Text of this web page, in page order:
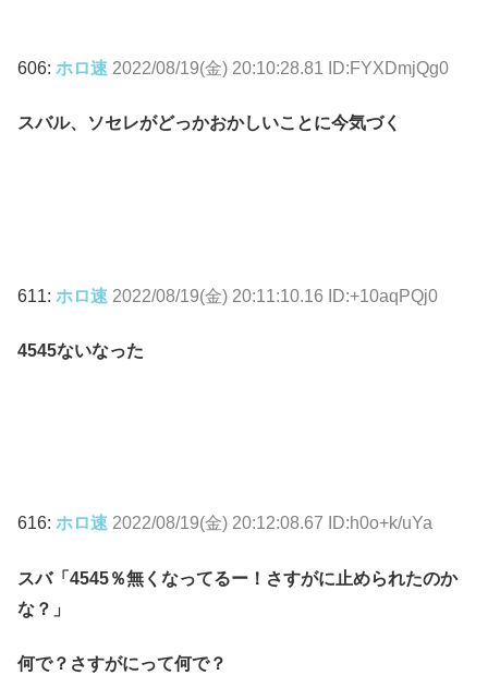
606: ホロ速 2022/08/19(金) 20:10:28.81 ID:FYXDmjQg0
スバル、ソセレがどっかおかしいことに今気づく
611: ホロ速 2022/08/19(金) 20:11:10.16 ID:+10aqPQj0
4545ないなった
616: ホロ速 2022/08/19(金) 20:12:08.67 ID:h0o+k/uYa
スバ「4545％無くなってるー！さすがに止められたのか
な？」
何で？さすがにって何で？